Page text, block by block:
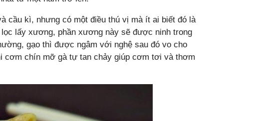
cầu kì, nhưng có một điều thú vị mà ít ai biết đó là
lấy xương, phần xương này sẽ được ninh trong
gạo thì được ngâm với nghệ sau đó vo cho
cơm chín mỡ gà tự tan chảy giúp cơm tơi và thơm